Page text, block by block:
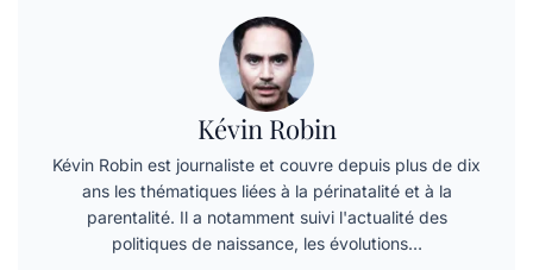
Kévin Robin
Kévin Robin est journaliste et couvre depuis plus de dix
ans les thématiques liées à la périnatalité et à la
parentalité. Il a notamment suivi l'actualité des
politiques de naissance, les évolutions…